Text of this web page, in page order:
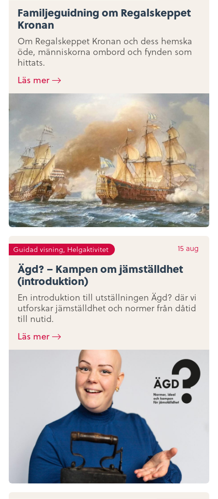
Familjeguidning om Regalskeppet
Kronan
Om Regalskeppet Kronan och dess hemska
öde, människorna ombord och fynden som
hittats.
Läs mer
Guidad visning, Helgaktivitet 15 aug
Ägd? – Kampen om jämställdhet
(introduktion)
En introduktion till utställningen Ägd? där vi
utforskar jämställdhet och normer från dåtid
till nutid.
Läs mer